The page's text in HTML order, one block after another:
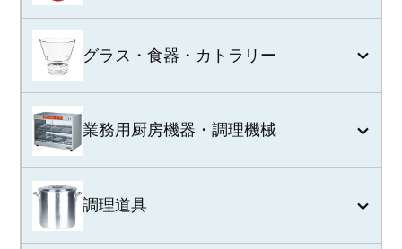
グラス・食器・カトラリー
業務用厨房機器・調理機械
調理道具